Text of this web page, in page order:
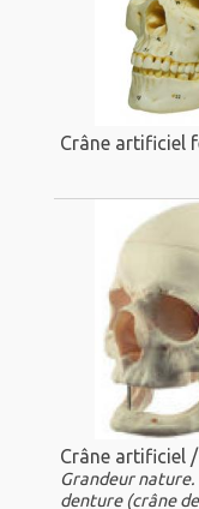
Crâne artificiel
Crâne artificiel /
Grandeur nature.
denture (crâne